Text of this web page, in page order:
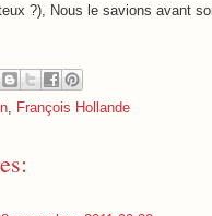
?), Nous le savions avant
François Hollande